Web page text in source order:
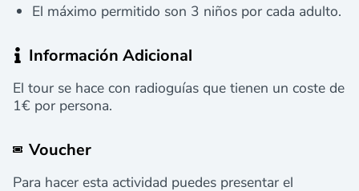
El máximo permitido son 3 niños por cada adulto.
Información Adicional
El tour se hace con radioguías que tienen un coste de
1€ por persona.
Voucher
Para hacer esta actividad puedes presentar el